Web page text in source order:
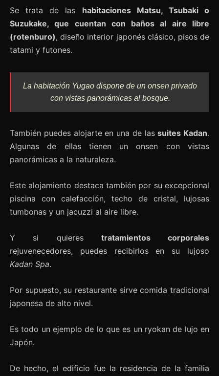
Se trata de las habitaciones Matsu, Tsubaki o
Suzukake, que cuentan con baños al aire libre
(rotenburo), diseño interior japonés clásico, pisos de
tatami y futones.
La habitación Yugao dispone de un onsen privado
con vistas panorámicas al bosque.
También puedes alojarte en una de lassuites Kadan.
Algunas de ellas tienen un onsen con vistas
panorámicas a la naturaleza.
Este alojamiento destaca también por su excepcional
piscina con calefacción, techo de cristal, lujosas
tumbonas y un jacuzzi al aire libre.
Y si quieres tratamientos corporales
rejuvenecedores, puedes recibirlos en su lujoso
Kadan Spa.
Por supuesto, su restaurante sirve comida tradicional
japonesa de alto nivel.
Es todo un ejemplo de lo que es un ryokan de lujo en
Japón.
De hecho, el edificio fue la residencia de la familia